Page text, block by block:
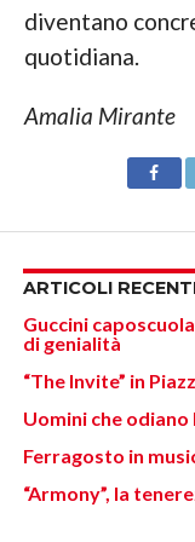
diventano
quotidiana.
Amalia Mirante
ARTICOLI
Guccini
di genialità
“The Invite” in
Uomini che odiano
Ferragosto in
“Armony”, la